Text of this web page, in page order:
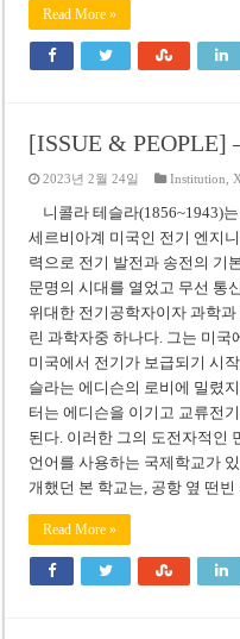
Read More »
[ISSUE & PEOPLE]
2023년 2월 24일 Institution
니콜라 테슬라(1856~1943)
세르비아계 미국인 전기 엔지
력으로 전기 발전과 송전의 기
문명의 시대를 열었고 무선 통
위대한 전기공학자이자 과학
린 과학자중 하나다. 그는 미국
미국에서 전기가 보급되기 시
슬라는 에디슨의 로비에 밀렸
터는 에디슨을 이기고 교류전
된다. 이러한 그의 도전자적인
언어를 사용하는 국제학교가
개했던 본 학교는, 공항 옆 떤
Read More »